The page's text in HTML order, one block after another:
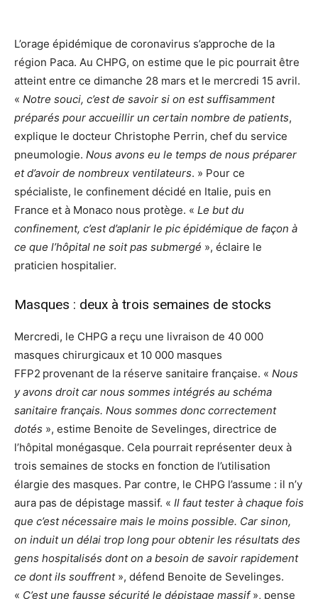
L’orage épidémique de coronavirus s’approche de la
région Paca. Au CHPG, on estime que le pic pourrait être
atteint entre ce dimanche 28 mars et le mercredi 15 avril.
« Notre souci, c’est de savoir si on est suffisamment
préparés pour accueillir un certain nombre de patients,
explique le docteur Christophe Perrin, chef du service
pneumologie. Nous avons eu le temps de nous préparer
et d’avoir de nombreux ventilateurs. » Pour ce
spécialiste, le confinement décidé en Italie, puis en
France et à Monaco nous protège. « Le but du
confinement, c’est d’aplanir le pic épidémique de façon à
ce que l’hôpital ne soit pas submergé », éclaire le
praticien hospitalier.
Masques : deux à trois semaines de stocks
Mercredi, le CHPG a reçu une livraison de 40 000
masques chirurgicaux et 10 000 masques
FFP2 provenant de la réserve sanitaire française. « Nous
y avons droit car nous sommes intégrés au schéma
sanitaire français. Nous sommes donc correctement
dotés », estime Benoite de Sevelinges, directrice de
l’hôpital monégasque. Cela pourrait représenter deux à
trois semaines de stocks en fonction de l’utilisation
élargie des masques. Par contre, le CHPG l’assume : il n’y
aura pas de dépistage massif. « Il faut tester à chaque fois
que c’est nécessaire mais le moins possible. Car sinon,
on induit un délai trop long pour obtenir les résultats des
gens hospitalisés dont on a besoin de savoir rapidement
ce dont ils souffrent», défend Benoite de Sevelinges.
« C’est une fausse sécurité le dépistage massif», pense